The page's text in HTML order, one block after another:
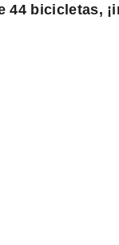
44 bicicletas,